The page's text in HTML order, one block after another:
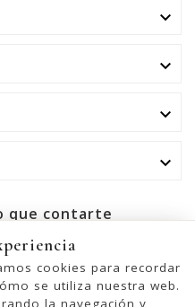




que contarte
momento. Para ello,
cookies para recordar
se utiliza nuestra web.
la navegación y